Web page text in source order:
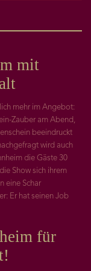
mit
mehr im Angebot:
Zauber am Abend,
beeindruckt
wird auch
die Gäste 30
Show sich ihrem
eine Schar
Er hat seinen Job
für